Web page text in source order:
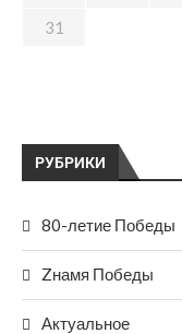
РУБРИКИ
80-летие Победы
Zнамя Победы
Актуальное
31